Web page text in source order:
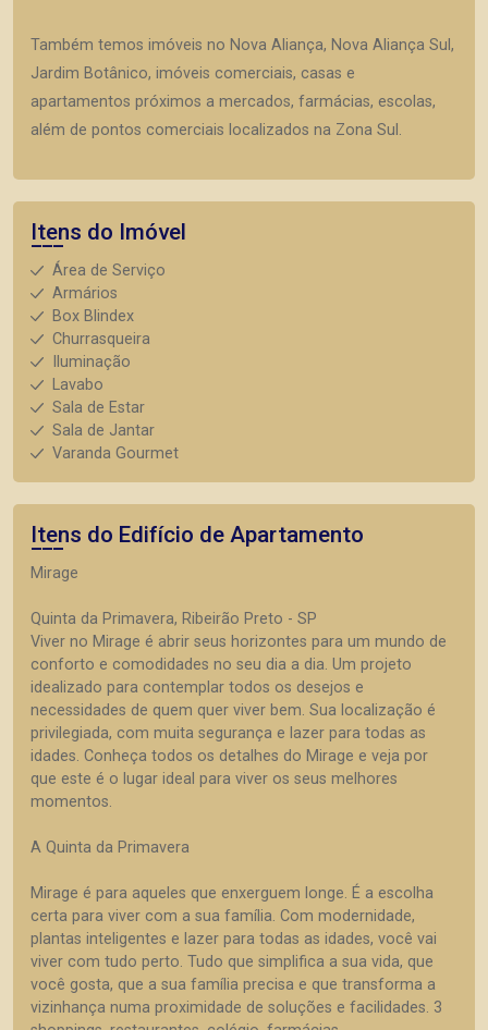
Também temos imóveis no Nova Aliança, Nova Aliança Sul,
Jardim Botânico, imóveis comerciais, casas e
apartamentos próximos a mercados, farmácias, escolas,
além de pontos comerciais localizados na Zona Sul.
Itens do Imóvel
Área de Serviço
Armários
Box Blindex
Churrasqueira
Iluminação
Lavabo
Sala de Estar
Sala de Jantar
Varanda Gourmet
Itens do Edifício de Apartamento
Mirage
Quinta da Primavera, Ribeirão Preto - SP
Viver no Mirage é abrir seus horizontes para um mundo de
conforto e comodidades no seu dia a dia. Um projeto
idealizado para contemplar todos os desejos e
necessidades de quem quer viver bem. Sua localização é
privilegiada, com muita segurança e lazer para todas as
idades. Conheça todos os detalhes do Mirage e veja por
que este é o lugar ideal para viver os seus melhores
momentos.
A Quinta da Primavera
Mirage é para aqueles que enxerguem longe. É a escolha
certa para viver com a sua família. Com modernidade,
plantas inteligentes e lazer para todas as idades, você vai
viver com tudo perto. Tudo que simplifica a sua vida, que
você gosta, que a sua família precisa e que transforma a
vizinhança numa proximidade de soluções e facilidades. 3